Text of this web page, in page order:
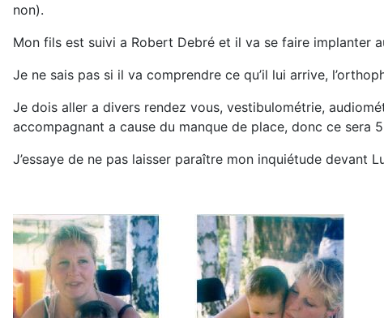
non).
Mon fils est suivi a Robert Debré et il va se faire implanter
Je ne sais pas si il va comprendre ce qu’il lui arrive,
Je dois aller a divers rendez vous, vestibulométrie,
accompagnant a cause du manque de place, donc ce sera
J’essaye de ne pas laisser paraître mon inquiétude devant